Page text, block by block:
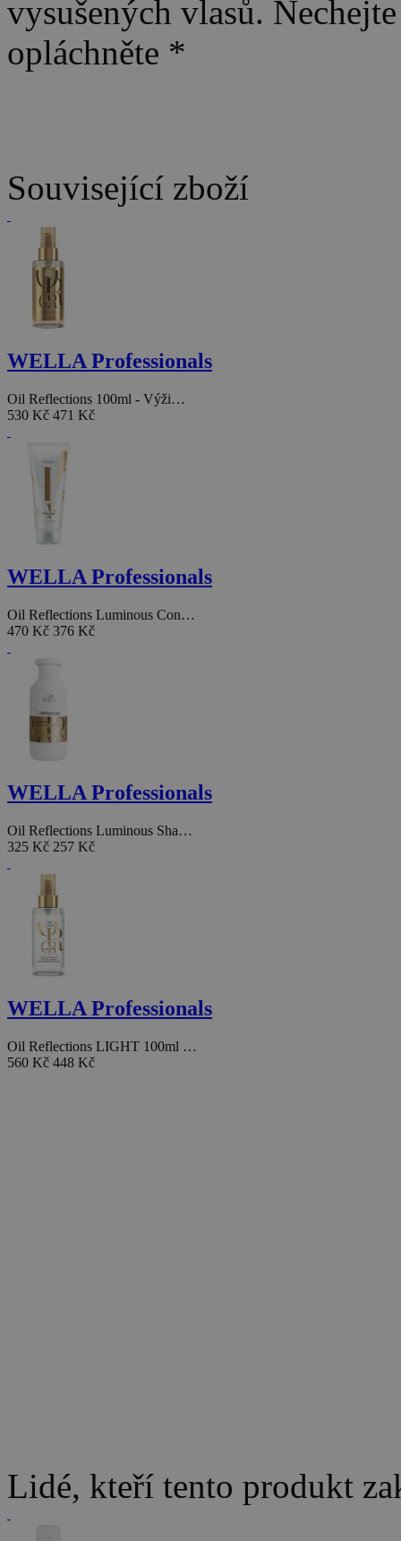
vysušených vlasů.
opláchněte *
Související zboží
WELLA Professionals
Oil Reflections 100ml - Výži…
530 Kč 471 Kč
WELLA Professionals
Oil Reflections Luminous Con…
470 Kč 376 Kč
WELLA Professionals
Oil Reflections Luminous Sha…
325 Kč 257 Kč
WELLA Professionals
Oil Reflections LIGHT 100ml …
560 Kč 448 Kč
Lidé, kteří tento produkt